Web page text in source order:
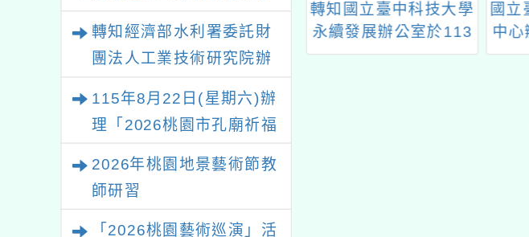
轉知經濟部水利署委託財
團法人工業技術研究院辦
績優單位及節水達人選拔
115年8月22日(星期六)辦
理「2026桃園市孔廟祈福
2026年桃園地景藝術節教
師研習
「2026桃園藝術巡演」活
的戶外教育」
攝影展作品徵
國立臺中教育大學辦理
「跟著小鷹阿柴遊臺
灣」競賽說明及海報各
轉知國立臺中科技大學
永續發展辦公室於113
年10月16日辦理「綠
國立
中
校園
育